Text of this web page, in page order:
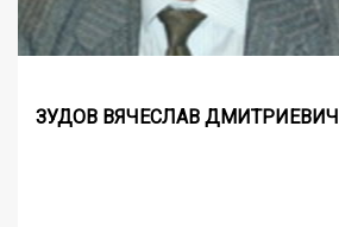
ЗУДОВ ВЯЧЕСЛАВ ДМИТРИЕВИЧ